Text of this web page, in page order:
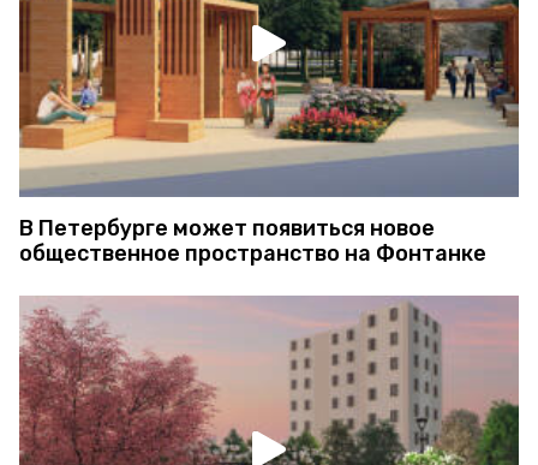
В Петербурге может появиться новое
общественное пространство на Фонтанке